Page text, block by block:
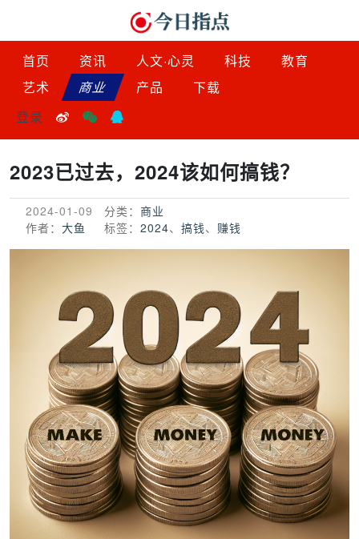
首页 资讯 人文·心灵 科技
教育
艺术
商业 产品
下载
登录
2023已过去，2024该如何搞钱？
2024-01-09
作者： 大鱼
分类： 商业
标签： 2024、 搞钱、 赚钱